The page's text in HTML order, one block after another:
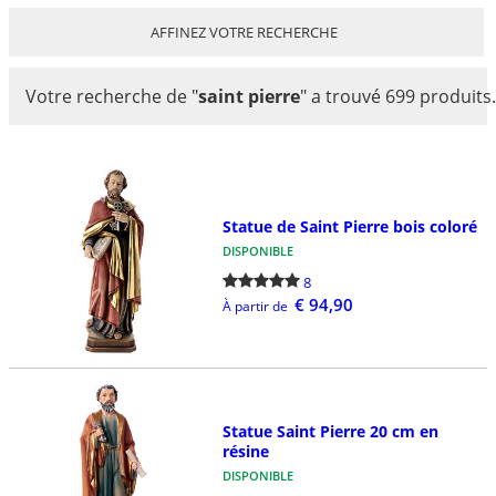
AFFINEZ VOTRE RECHERCHE
Votre recherche de "saint pierre"a trouvé 699 produits.
Statue de Saint Pierre bois coloré
DISPONIBLE
8
À partir de € 94,90
Statue Saint Pierre 20 cm en
résine
DISPONIBLE